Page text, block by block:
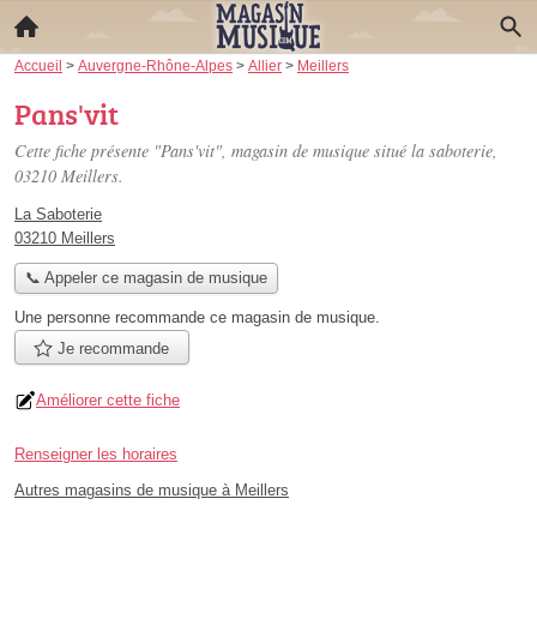
Accueil > Auvergne-Rhône-Alpes > Allier > Meillers
Pans'vit
Cette fiche présente "Pans'vit", magasin de musique situé la saboterie,
03210 Meillers.
La Saboterie
03210 Meillers
📞 Appeler ce magasin de musique
Une personne recommande ce magasin de musique.
Je recommande
Améliorer cette fiche
Renseigner les horaires
Autres magasins de musique à Meillers